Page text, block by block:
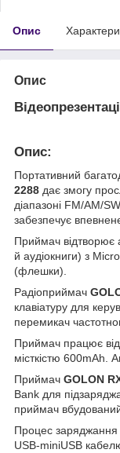
Опис
Опис
Опис:
Портативний
2288 дає змогу
діапазоні FM/AM/
забезпечує
Приймач відтворює
й аудіокниги) з
(флешки).
Радіоприймач
клавіатуру для
перемикач
Приймач працює
місткістю 600mAh.
Приймач GOLON
Bank для
приймач вбудований
Процес заряджання
USB-miniUSB